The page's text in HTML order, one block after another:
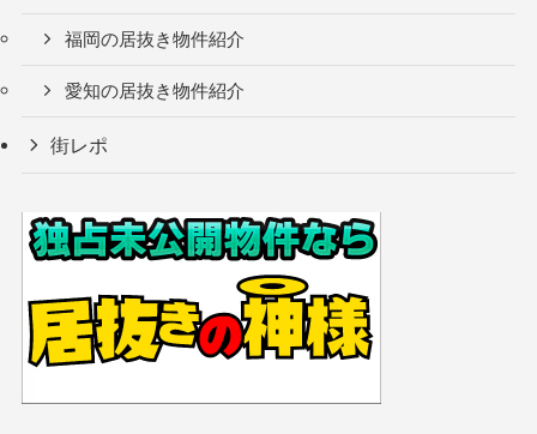
福岡の居抜き物件紹介
愛知の居抜き物件紹介
街レポ